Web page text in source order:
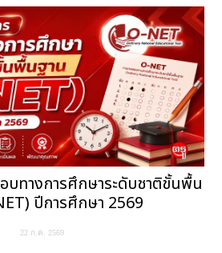
บทางการศึกษาระดับชาติขั้นพื้น
ปีการศึกษา 2569
22 ก.ค. 2569